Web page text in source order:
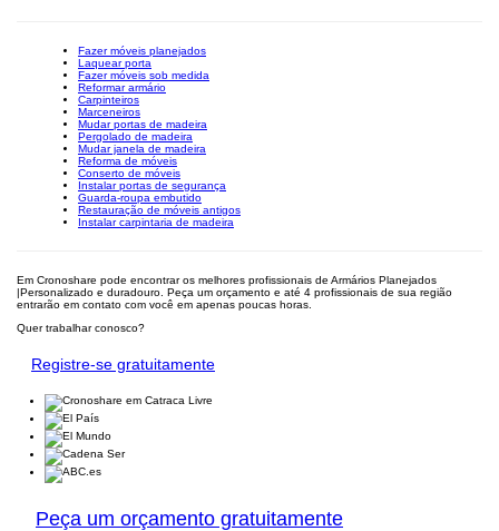
Fazer móveis planejados
Laquear porta
Fazer móveis sob medida
Reformar armário
Carpinteiros
Marceneiros
Mudar portas de madeira
Pergolado de madeira
Mudar janela de madeira
Reforma de móveis
Conserto de móveis
Instalar portas de segurança
Guarda-roupa embutido
Restauração de móveis antigos
Instalar carpintaria de madeira
Em Cronoshare pode encontrar os melhores profissionais de Armários Planejados
|Personalizado e duradouro. Peça um orçamento e até 4 profissionais de sua região
entrarão em contato com você em apenas poucas horas.
Quer trabalhar conosco?
Registre-se gratuitamente
Peça um orçamento gratuitamente